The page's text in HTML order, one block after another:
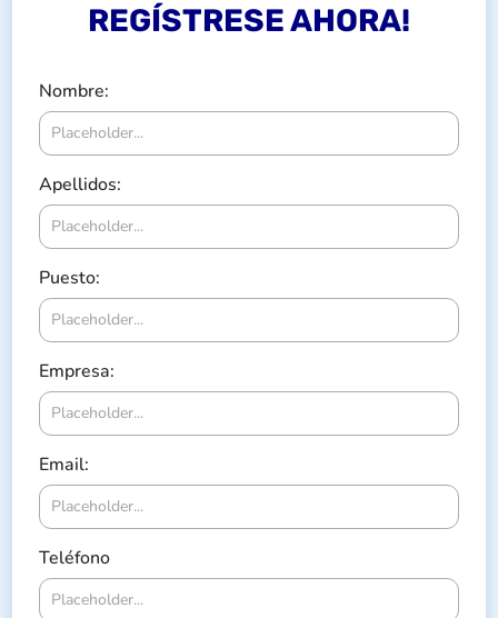
REGÍSTRESE AHORA!
Nombre:
Apellidos:
Puesto:
Empresa:
Email:
Teléfono